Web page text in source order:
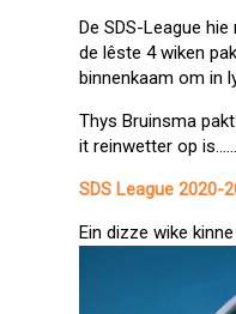
De SDS-League
de lêste 4 wiken
binnenkaam om in
Thys Bruinsma
it reinwetter op
SDS League 2020-
Ein dizze wike